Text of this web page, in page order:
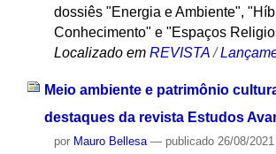
dossiês "Energia e Ambiente",
Conhecimento" e "Espaços
Localizado em REVISTA /
Meio ambiente e patrimônio
destaques da revista Estudos
por Mauro Bellesa — publicado26/08/2021